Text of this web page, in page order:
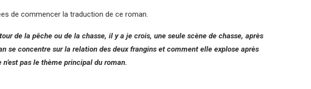
de commencer la traduction de ce roman.
de la pêche ou de la chasse, il y a je crois, une seule scène de chasse, après
se concentre sur la relation des deux frangins et comment elle explose après
pas le thème principal du roman.